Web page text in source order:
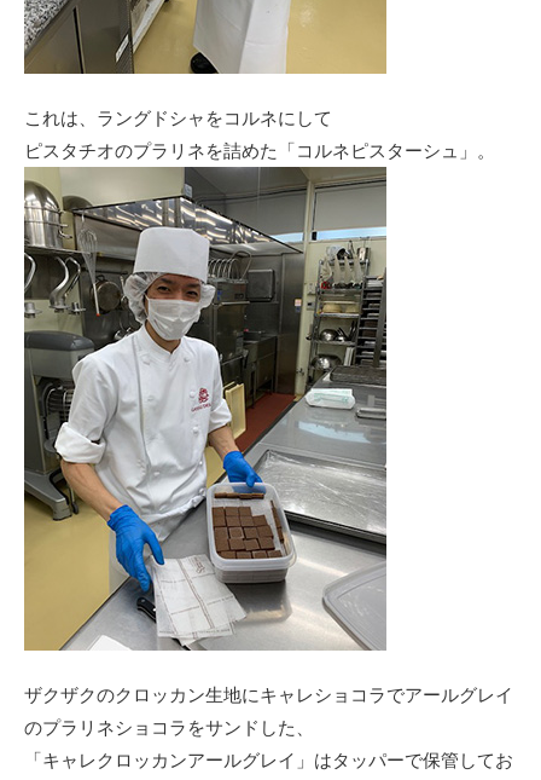
これは、ラングドシャをコルネにして
ピスタチオのプラリネを詰めた「コルネピスターシュ」。
ザクザクのクロッカン生地にキャレショコラでアールグレイ
のプラリネショコラをサンドした、
「キャレクロッカンアールグレイ」はタッパーで保管してお